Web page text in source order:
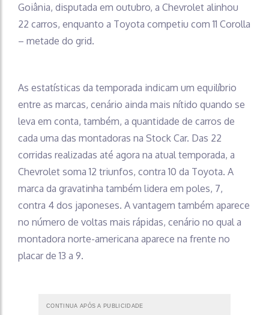
Goiânia, disputada em outubro, a Chevrolet alinhou
22 carros, enquanto a Toyota competiu com 11 Corolla
– metade do grid.
As estatísticas da temporada indicam um equilíbrio
entre as marcas, cenário ainda mais nítido quando se
leva em conta, também, a quantidade de carros de
cada uma das montadoras na Stock Car. Das 22
corridas realizadas até agora na atual temporada, a
Chevrolet soma 12 triunfos, contra 10 da Toyota. A
marca da gravatinha também lidera em poles, 7,
contra 4 dos japoneses. A vantagem também aparece
no número de voltas mais rápidas, cenário no qual a
montadora norte-americana aparece na frente no
placar de 13 a 9.
CONTINUA APÓS A PUBLICIDADE